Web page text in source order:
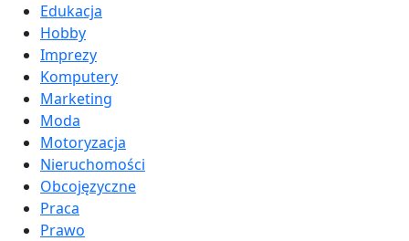
Edukacja
Hobby
Imprezy
Komputery
Marketing
Moda
Motoryzacja
Nieruchomości
Obcojęzyczne
Praca
Prawo